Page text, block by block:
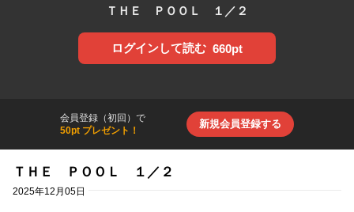
ＴＨＥ ＰＯＯＬ １／２
ログインして読む 660pt
会員登録（初回）で
50pt プレゼント！
新規会員登録する
ＴＨＥ ＰＯＯＬ １／２
2025年12月05日